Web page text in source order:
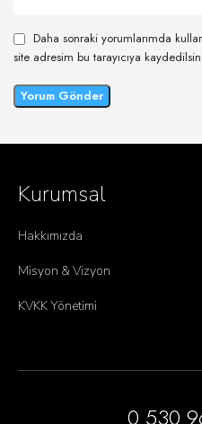
Daha sonraki yorumlarımda
site adresim bu tarayıcıya
Kurumsal
Hakkımızda
Misyon & Vizyon
KVKK Yönetimi
0 530